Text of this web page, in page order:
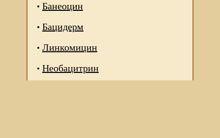
Банеоцин
Бацидерм
Линкомицин
Необацитрин